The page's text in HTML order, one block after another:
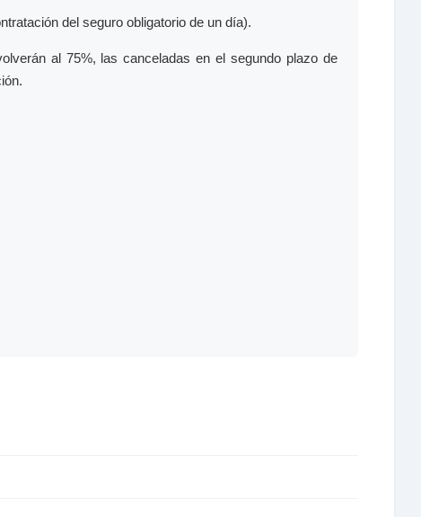
del seguro obligatorio de un día).
al 75%, las canceladas en el segundo plazo de